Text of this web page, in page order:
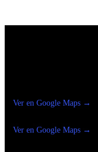
Ver en Google Maps →
Ver en Google Maps →